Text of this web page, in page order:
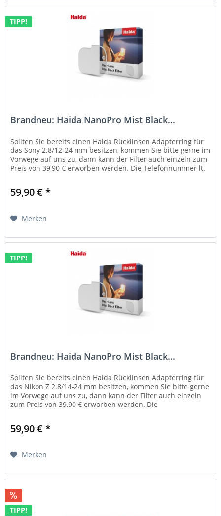
TIPP!
Brandneu: Haida NanoPro Mist Black...
Sollten Sie bereits einen Haida Rücklinsen Adapterring für
das Sony 2.8/12-24 mm besitzen, kommen Sie bitte gerne im
Vorwege auf uns zu, dann kann der Filter auch einzeln zum
Preis von 39,90 € erworben werden. Die Telefonnummer lt.
59,90 € *
Merken
TIPP!
Brandneu: Haida NanoPro Mist Black...
Sollten Sie bereits einen Haida Rücklinsen Adapterring für
das Nikon Z 2.8/14-24 mm besitzen, kommen Sie bitte gerne
im Vorwege auf uns zu, dann kann der Filter auch einzeln
zum Preis von 39,90 € erworben werden. Die
59,90 € *
Merken
TIPP!